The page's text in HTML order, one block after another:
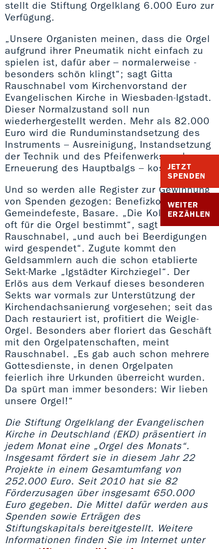
JETZT
SPENDEN
WEITER
ERZÄHLEN
stellt die Stiftung Orgelklang 6.000 Euro zur
Verfügung.
„Unsere Organisten meinen, dass die Orgel
aufgrund ihrer Pneumatik nicht einfach zu
spielen ist, dafür aber – normalerweise -
besonders schön klingt“; sagt Gitta
Rauschnabel vom Kirchenvorstand der
Evangelischen Kirche in Wiesbaden-Igstadt.
Dieser Normalzustand soll nun
wiederhergestellt werden. Mehr als 82.000
Euro wird die Runduminstandsetzung des
Instruments – Ausreinigung, Instandsetzung
der Technik und des Pfeifenwerks und
Erneuerung des Hauptbalgs – kosten.
Und so werden alle Register zur Gewinnung
von Spenden gezogen: Benefizkonzerte,
Gemeindefeste, Basare. „Die Kollekte ist
oft für die Orgel bestimmt“, sagt
Rauschnabel, „und auch bei Beerdigungen
wird gespendet“. Zugute kommt den
Geldsammlern auch die schon etablierte
Sekt-Marke „Igstädter Kirchziegel“. Der
Erlös aus dem Verkauf dieses besonderen
Sekts war vormals zur Unterstützung der
Kirchendachsanierung vorgesehen; seit das
Dach restauriert ist, profitiert die Weigle-
Orgel. Besonders aber floriert das Geschäft
mit den Orgelpatenschaften, meint
Rauschnabel. „Es gab auch schon mehrere
Gottesdienste, in denen Orgelpaten
feierlich ihre Urkunden überreicht wurden.
Da spürt man immer besonders: Wir lieben
unsere Orgel!“
Die Stiftung Orgelklang der Evangelischen
Kirche in Deutschland (EKD) präsentiert in
jedem Monat eine „Orgel des Monats“.
Insgesamt fördert sie in diesem Jahr 22
Projekte in einem Gesamtumfang von
252.000 Euro. Seit 2010 hat sie 82
Förderzusagen über insgesamt 650.000
Euro gegeben. Die Mittel dafür werden aus
Spenden sowie Erträgen des
Stiftungskapitals bereitgestellt. Weitere
Informationen finden Sie im Internet unter